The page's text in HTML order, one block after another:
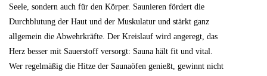
Seele, sondern auch für den Körper. Saunieren fördert die
Durchblutung der Haut und der Muskulatur und stärkt ganz
allgemein die Abwehrkräfte. Der Kreislauf wird angeregt, das
Herz besser mit Sauerstoff versorgt: Sauna hält fit und vital.
Wer regelmäßig die Hitze der Saunaöfen genießt, gewinnt nicht